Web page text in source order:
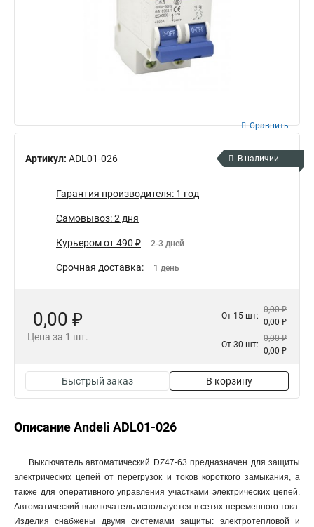
Артикул: ADL01-026
Сравнить
В наличии
Гарантия производителя: 1 год
Самовывоз: 2 дня
Курьером от 490 ₽ 2-3 дней
Срочная доставка: 1 день
0,00 ₽
Цена за 1 шт.
От 15 шт:
0,00 ₽
0,00 ₽
От 30 шт:
0,00 ₽
0,00 ₽
Быстрый заказ В корзину
Описание Andeli ADL01-026
Выключатель автоматический DZ47-63 предназначен для защиты
электрических цепей от перегрузок и токов короткого замыкания, а
также для оперативного управления участками электрических цепей.
Автоматический выключатель используется в сетях переменного тока.
Изделия снабжены двумя системами защиты: электротепловой и